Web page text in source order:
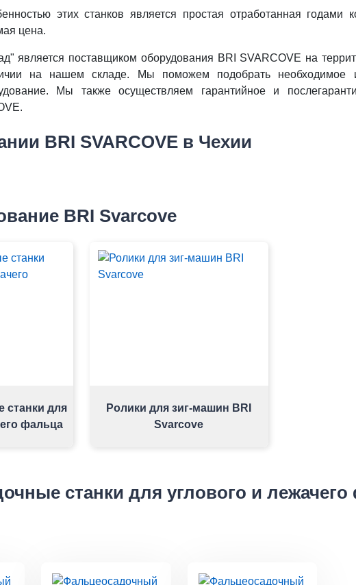
этих станков является простая отработанная годами
цена.
является поставщиком оборудования BRI SVARCOVE на
на нашем складе. Мы поможем подобрать необходимое
Мы также осуществляем гарантийное и
BRI SVARCOVE в Чехии
BRI Svarcove
станки для
фальца
Ролики для зиг-машин BRI
Svarcove
станки для углового и